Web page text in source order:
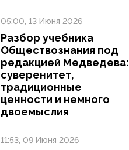
05:00, 13 Июня 2026
Разбор учебника
Обществознания под
редакцией Медведева:
суверенитет,
традиционные
ценности и немного
двоемыслия
11:53, 09 Июня 2026